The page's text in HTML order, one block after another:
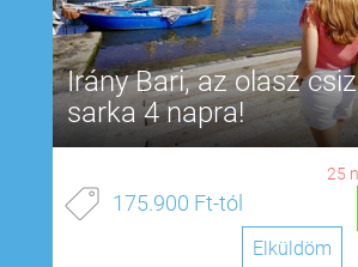
Irány Bari, az olasz
sarka 4 napra!
25 n
175.900 Ft-tól
Elküldöm